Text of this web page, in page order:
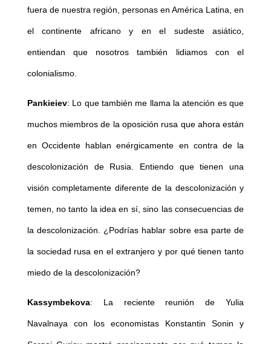
fuera de nuestra región, personas en América Latina, en
el continente africano y en el sudeste asiático,
entiendan que nosotros también lidiamos con el
colonialismo.
Pankieiev: Lo que también me llama la atención es que
muchos miembros de la oposición rusa que ahora están
en Occidente hablan enérgicamente en contra de la
descolonización de Rusia. Entiendo que tienen una
visión completamente diferente de la descolonización y
temen, no tanto la idea en sí, sino las consecuencias de
la descolonización. ¿Podrías hablar sobre esa parte de
la sociedad rusa en el extranjero y por qué tienen tanto
miedo de la descolonización?
Kassymbekova: La reciente reunión de Yulia
Navalnaya con los economistas Konstantin Sonin y